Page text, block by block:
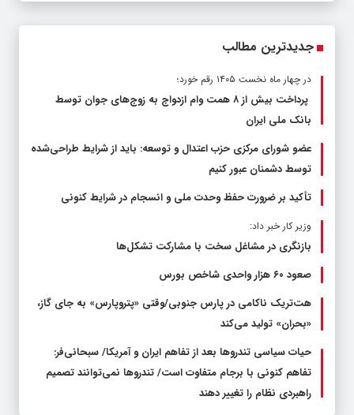
جدیدترین مطالب
در چهار ماه نخست ۱۴۰۵ رقم خورد؛
پرداخت بیش از ۸ همت وام ازدواج به زوج‌های جوان توسط
بانک ملی ایران
عضو شورای مرکزی حزب اعتدال و توسعه: باید از شرایط طراحی‌شده
توسط دشمنان عبور کنیم
تأکید بر ضرورت حفظ وحدت ملی و انسجام در شرایط کنونی
وزیر کار خبر داد:
بازنگری در مشاغل سخت با مشارکت تشکل‌ها
صعود ۶۰ هزار واحدی شاخص بورس
هت‌تریک ناکامی در پارس جنوبی/وقتی «پتروپارس» به جای گاز،
«بحران» تولید می‌کند
حیات سیاسی تندروها بعد از تفاهم ایران و آمریکا/ سبحانی‌فر:
تفاهم کنونی با برجام متفاوت است/ تندروها نمی‌توانند تصمیم
راهبردی نظام را تغییر دهند